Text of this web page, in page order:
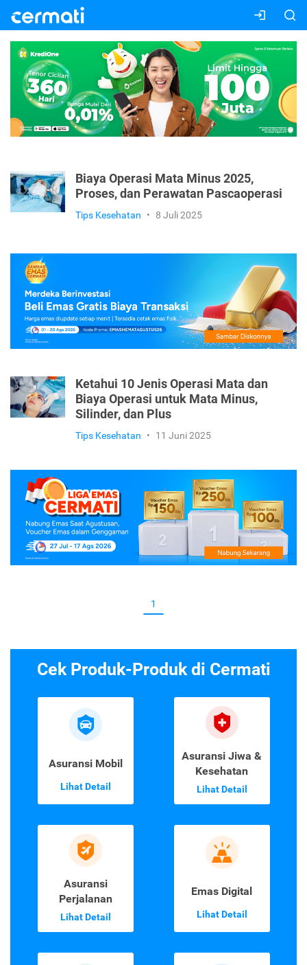
Biaya Operasi Mata Minus 2025,
Proses, dan Perawatan Pascaoperasi
Tips Kesehatan • 8 Juli 2025
Ketahui 10 Jenis Operasi Mata dan
Biaya Operasi untuk Mata Minus,
Silinder, dan Plus
Tips Kesehatan • 11 Juni 2025
1
Cek Produk-Produk di Cermati
Asuransi Mobil
Lihat Detail
Asuransi Jiwa &
Kesehatan
Lihat Detail
Asuransi
Perjalanan
Lihat Detail
Emas Digital
Lihat Detail